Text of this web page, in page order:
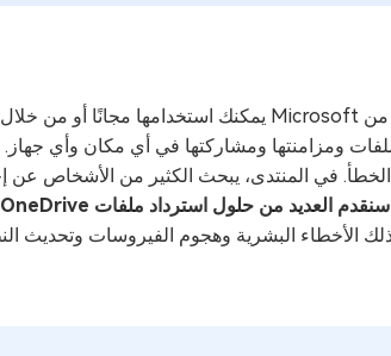
سنقدم العديد من حلول استرداد ملفات OneDrive